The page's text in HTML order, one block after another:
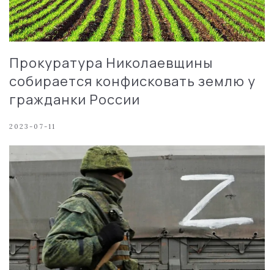
Прокуратура Николаевщины
собирается конфисковать землю у
гражданки России
2023-07-11